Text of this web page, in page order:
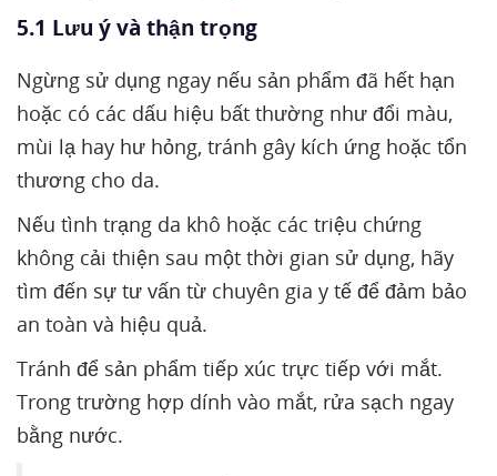
5.1 Lưu ý và thận trọng
Ngừng sử dụng ngay nếu sản phẩm đã hết hạn
hoặc có các dấu hiệu bất thường như đổi màu,
mùi lạ hay hư hỏng, tránh gây kích ứng hoặc tổn
thương cho da.
Nếu tình trạng da khô hoặc các triệu chứng
không cải thiện sau một thời gian sử dụng, hãy
tìm đến sự tư vấn từ chuyên gia y tế để đảm bảo
an toàn và hiệu quả.
Tránh để sản phẩm tiếp xúc trực tiếp với mắt.
Trong trường hợp dính vào mắt, rửa sạch ngay
bằng nước.